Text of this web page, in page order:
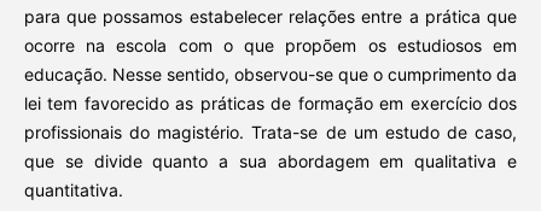
para que possamos estabelecer relações entre a prática que
ocorre na escola com o que propõem os estudiosos em
educação. Nesse sentido, observou-se que o cumprimento da
lei tem favorecido as práticas de formação em exercício dos
profissionais do magistério. Trata-se de um estudo de caso,
que se divide quanto a sua abordagem em qualitativa e
quantitativa.